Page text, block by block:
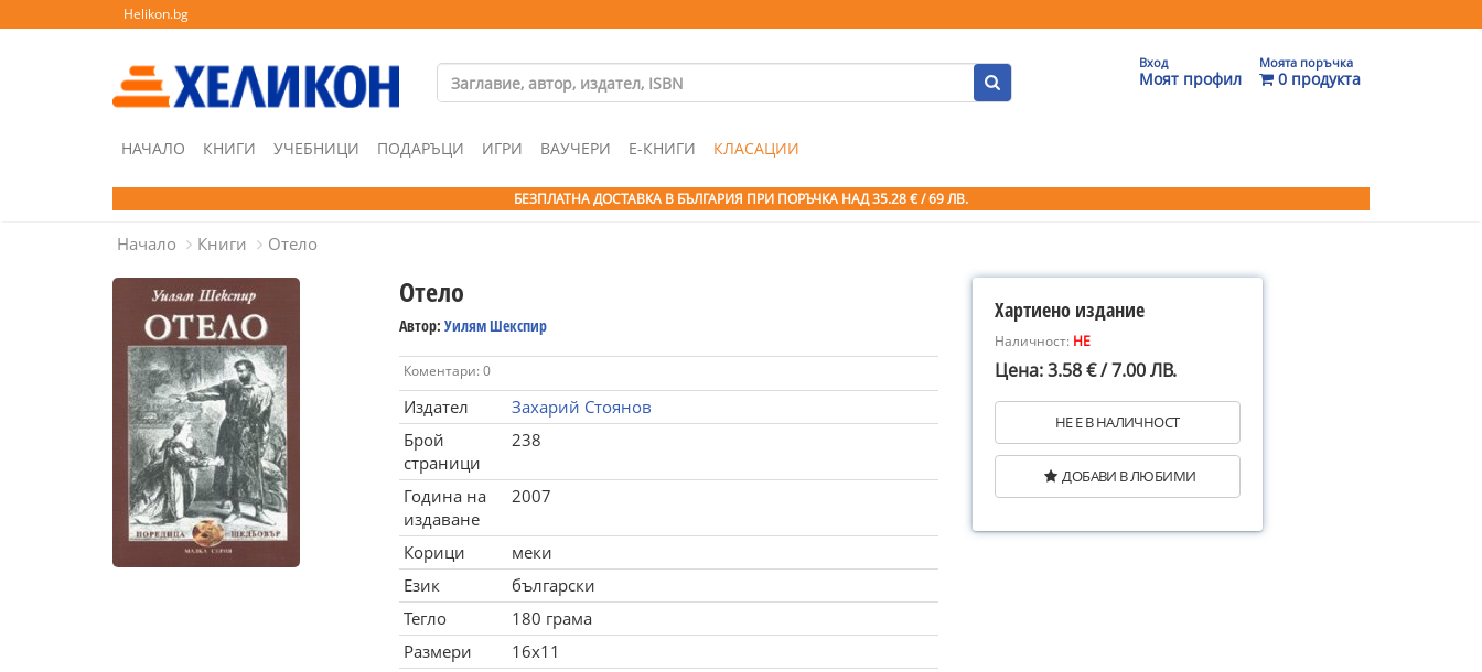
Helikon.bg
Вход
Моят профил
Моята поръчка
0 продукта
НАЧАЛО КНИГИ УЧЕБНИЦИ ПОДАРЪЦИ ИГРИ ВАУЧЕРИ Е-КНИГИ КЛАСАЦИИ
БЕЗПЛАТНА ДОСТАВКА В БЪЛГАРИЯ ПРИ ПОРЪЧКА НАД 35.28 € / 69 ЛВ.
Начало Книги Отело
Отело
Автор: Уилям Шекспир
Коментари: 0
Издател
Захарий Стоянов
Брой
страници
238
Година на
издаване
2007
Корици
меки
Език
български
Тегло
180 грама
Размери
16x11
Хартиено издание
Наличност: НЕ
Цена: 3.58 € / 7.00 ЛВ.
НЕ Е В НАЛИЧНОСТ
ДОБАВИ В ЛЮБИМИ